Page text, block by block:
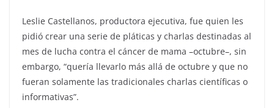
Leslie Castellanos, productora ejecutiva, fue quien les
pidió crear una serie de pláticas y charlas destinadas al
mes de lucha contra el cáncer de mama –octubre–, sin
embargo, “quería llevarlo más allá de octubre y que no
fueran solamente las tradicionales charlas científicas o
informativas”.